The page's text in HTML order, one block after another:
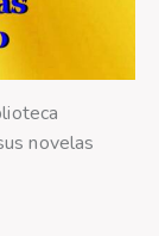
novelas